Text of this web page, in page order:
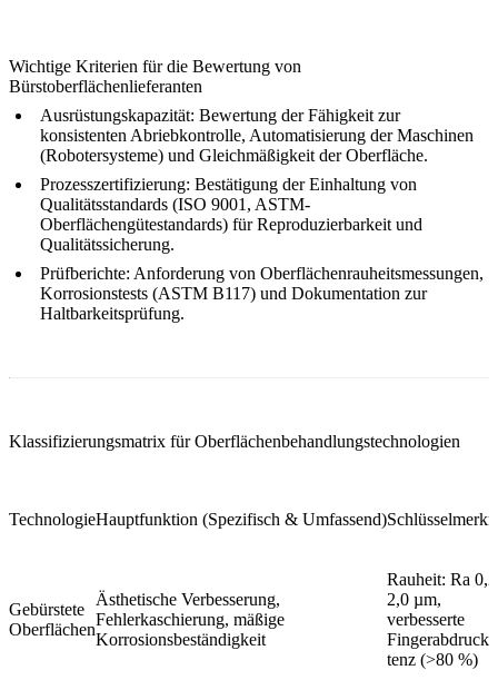
Wichtige Kriterien für die Bewertung von
Bürstoberflächenlieferanten
Ausrüstungskapazität: Bewertung der Fähigkeit zur
konsistenten Abriebkontrolle, Automatisierung der Maschinen
(Robotersysteme) und Gleichmäßigkeit der Oberfläche.
Prozesszertifizierung: Bestätigung der Einhaltung von
Qualitätsstandards (ISO 9001, ASTM-
Oberflächengütestandards) für Reproduzierbarkeit und
Qualitätssicherung.
Prüfberichte: Anforderung von Oberflächenrauheitsmessungen,
Korrosionstests (ASTM B117) und Dokumentation zur
Haltbarkeitsprüfung.
Klassifizierungsmatrix für Oberflächenbehandlungstechnologien
TechnologieHauptfunktion (Spezifisch & Umfassend)
Gebürstete
Oberflächen
Ästhetische Verbesserung,
Fehlerkaschierung, mäßige
Korrosionsbeständigkeit
Rauheit: Ra
2,0 µm,
verbesserte
tenz (>80 %)